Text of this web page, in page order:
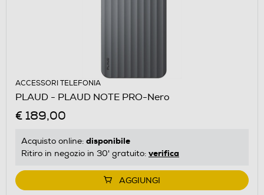
ACCESSORI TELEFONIA
PLAUD - PLAUD NOTE PRO-Nero
€ 189,00
Acquisto online: disponibile
Ritiro in negozio in 30' gratuito: verifica
AGGIUNGI